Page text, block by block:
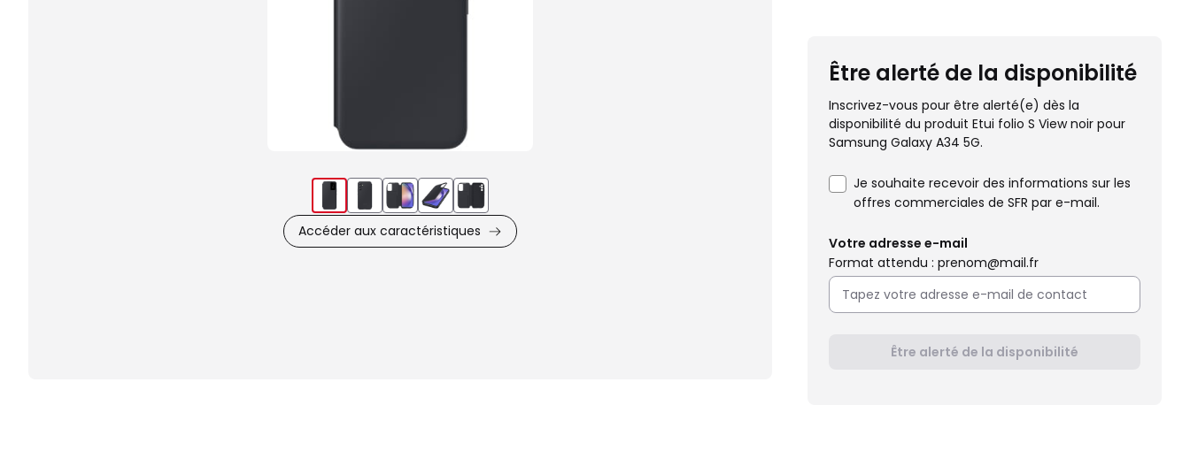
Accéder aux caractéristiques
Être alerté de la disponibilité
Inscrivez-vous pour être alerté(e) dès la
disponibilité du produit Etui folio S View noir pour
Samsung Galaxy A34 5G.
Je souhaite recevoir des informations sur les
offres commerciales de SFR par e-mail.
Votre adresse e-mail
Format attendu : prenom@mail.fr
Être alerté de la disponibilité